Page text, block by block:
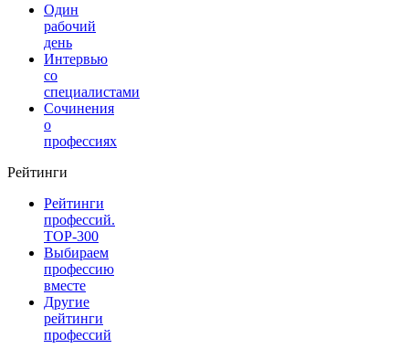
Один
рабочий
день
Интервью
со
специалистами
Сочинения
о
профессиях
Рейтинги
Рейтинги
профессий.
TOP-300
Выбираем
профессию
вместе
Другие
рейтинги
профессий